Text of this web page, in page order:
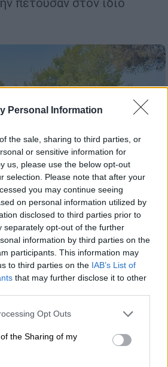
Personal Information
the sale, sharing to third parties, or
or sensitive information for
us, please use the below opt-out
selection. Please note that after your
you may continue seeing
on personal information utilized by
disclosed to third parties prior to
separately opt-out of the further
information by third parties on the
participants. This information may
to third parties on the IAB’s List of
that may further disclose it to other
app uses one or more Google
or usage behaviour. You may click to
to Google and its third-party tags to
specified purposes in below Google
Opt Outs
the Sharing of my
με drone στο σημείο
στη Ψάθα - Τι
εναέριες λήψεις και
του σημείου
της ευρύτερης περιοχής